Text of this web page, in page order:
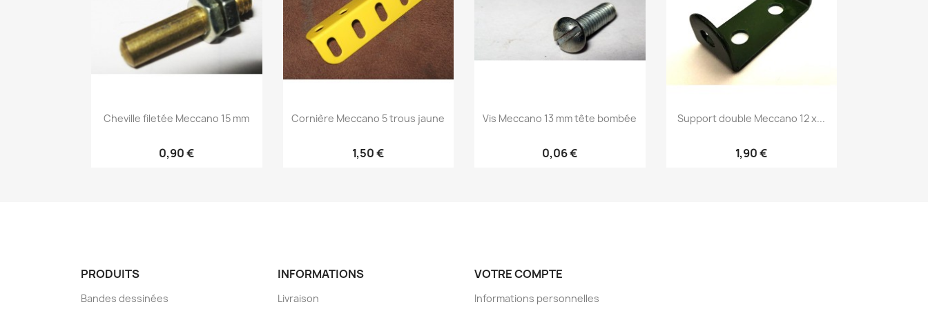
Cheville filetée Meccano 15 mm
0,90 €
Cornière Meccano 5 trous jaune
1,50 €
Vis Meccano 13 mm tête bombée
0,06 €
Support double Meccano 12 x...
1,90 €
PRODUITS
Bandes dessinées
INFORMATIONS
Livraison
VOTRE COMPTE
Informations personnelles